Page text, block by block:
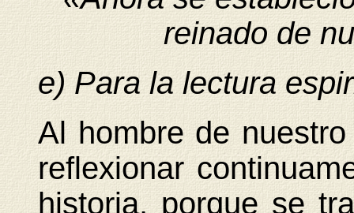
reinado de
e) Para la lectura
Al hombre de
reflexionar
historia, porque se